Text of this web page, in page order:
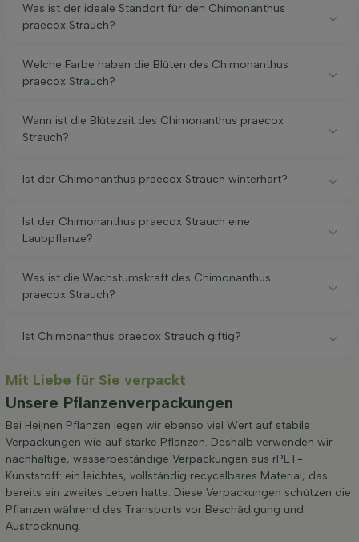
Was ist der ideale Standort für den Chimonanthus
praecox Strauch?
Welche Farbe haben die Blüten des Chimonanthus
praecox Strauch?
Wann ist die Blütezeit des Chimonanthus praecox
Strauch?
Ist der Chimonanthus praecox Strauch winterhart?
Ist der Chimonanthus praecox Strauch eine
Laubpflanze?
Was ist die Wachstumskraft des Chimonanthus
praecox Strauch?
Ist Chimonanthus praecox Strauch giftig?
Mit Liebe für Sie verpackt
Unsere Pflanzenverpackungen
Bei Heijnen Pflanzen legen wir ebenso viel Wert auf stabile
Verpackungen wie auf starke Pflanzen. Deshalb verwenden wir
nachhaltige, wasserbeständige Verpackungen aus rPET-
Kunststoff: ein leichtes, vollständig recycelbares Material, das
bereits ein zweites Leben hatte. Diese Verpackungen schützen die
Pflanzen während des Transports vor Beschädigung und
Austrocknung.